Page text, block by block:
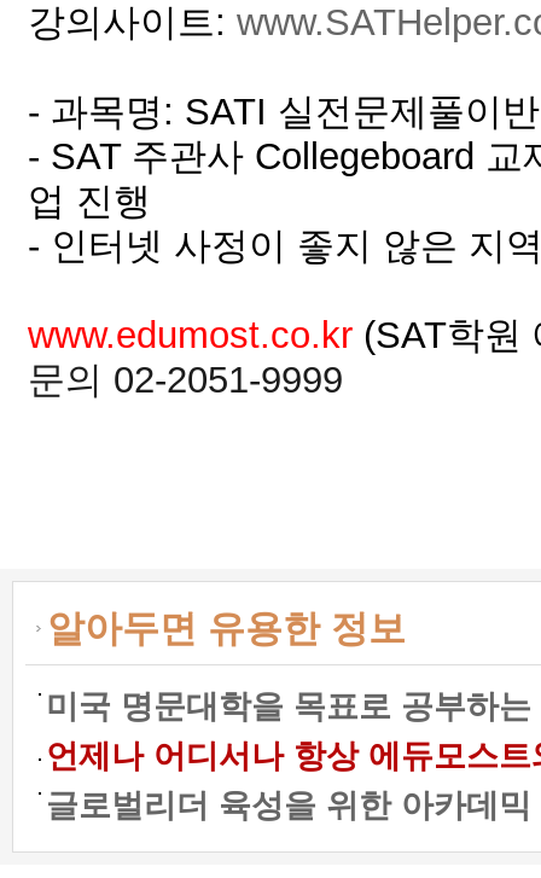
강의사이트:
- 과목명: SATI 실전문제풀이
- SAT 주관사 Collegeboard
업 진행
- 인터넷 사정이 좋지 않은 지
www.edumost.co.kr (SAT학원
문의 02-2051-9999
알아두면 유용한 정보
미국 명문대학을 목표로 공부하
언제나 어디서나 항상 에듀모스
글로벌리더 육성을 위한 아카데